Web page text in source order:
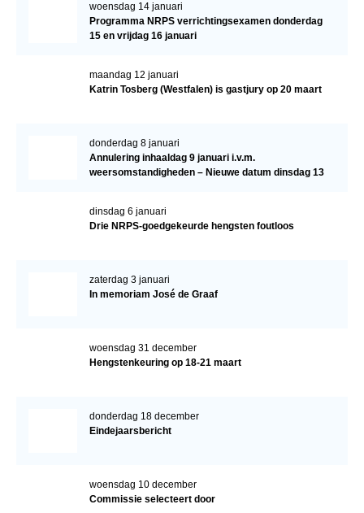
woensdag 14 januari
Programma NRPS verrichtingsexamen donderdag
15 en vrijdag 16 januari
maandag 12 januari
Katrin Tosberg (Westfalen) is gastjury op 20 maart
donderdag 8 januari
Annulering inhaaldag 9 januari i.v.m.
weersomstandigheden – Nieuwe datum dinsdag 13
dinsdag 6 januari
Drie NRPS-goedgekeurde hengsten foutloos
zaterdag 3 januari
In memoriam José de Graaf
woensdag 31 december
Hengstenkeuring op 18-21 maart
donderdag 18 december
Eindejaarsbericht
woensdag 10 december
Commissie selecteert door